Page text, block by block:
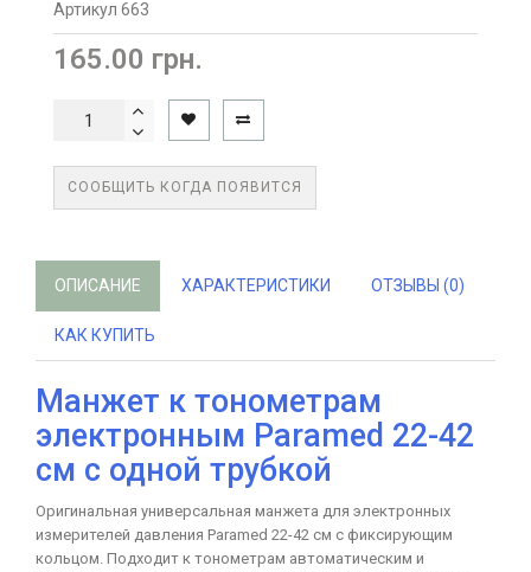
Артикул 663
165.00 грн.
СООБЩИТЬ КОГДА ПОЯВИТСЯ
ОПИСАНИЕ ХАРАКТЕРИСТИКИ ОТЗЫВЫ (0)
КАК КУПИТЬ
Манжет к тонометрам
электронным Paramed 22-42
см с одной трубкой
Оригинальная универсальная манжета для электронных
измерителей давления Paramed 22-42 см с фиксирующим
кольцом. Подходит к тонометрам автоматическим и